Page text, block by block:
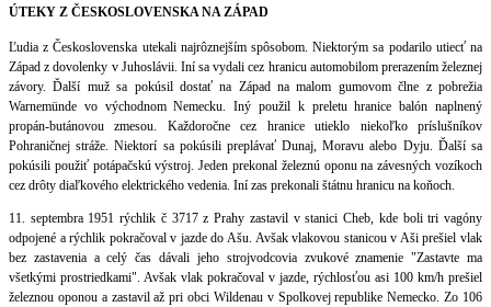
ÚTEKY Z ČESKOSLOVENSKA NA ZÁPAD
Ľudia z Československa utekali najrôznejším spôsobom. Niektorým sa podarilo utiecť na
Západ z dovolenky v Juhoslávii. Iní sa vydali cez hranicu automobilom prerazením železnej
závory. Ďalší muž sa pokúsil dostať na Západ na malom gumovom člne z pobrežia
Warnemünde vo východnom Nemecku. Iný použil k preletu hranice balón naplnený
propán-butánovou zmesou. Každoročne cez hranice utieklo niekoľko príslušníkov
Pohraničnej stráže. Niektorí sa pokúsili preplávať Dunaj, Moravu alebo Dyju. Ďalší sa
pokúsili použiť potápačskú výstroj. Jeden prekonal železnú oponu na závesných vozíkoch
cez drôty diaľkového elektrického vedenia. Iní zas prekonali štátnu hranicu na koňoch.
11. septembra 1951 rýchlik č 3717 z Prahy zastavil v stanici Cheb, kde boli tri vagóny
odpojené a rýchlik pokračoval v jazde do Ašu. Avšak vlakovou stanicou v Aši prešiel vlak
bez zastavenia a celý čas dávali jeho strojvodcovia zvukové znamenie "Zastavte ma
všetkými prostriedkami". Avšak vlak pokračoval v jazde, rýchlosťou asi 100 km/h prešiel
železnou oponou a zastavil až pri obci Wildenau v Spolkovej republike Nemecko. Zo 106